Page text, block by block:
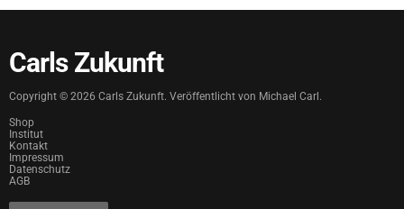
Carls Zukunft
Copyright © 2026 Carls Zukunft. Veröffentlicht von Michael Carl.
Shop
Institut
Kontakt
Impressum
Datenschutz
AGB